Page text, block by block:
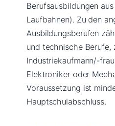
Berufsausbildungen
Laufbahnen). Zu den
Ausbildungsberufen
und technische Berufe,
Industriekaufmann/-
Elektroniker oder
Voraussetzung ist
Hauptschulabschluss.